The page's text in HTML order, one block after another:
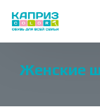
Женские